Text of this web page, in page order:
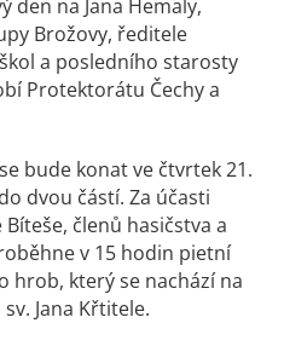
den na Jana Hemaly,
Brožovy, ředitele
a posledního starosty
Protektorátu Čechy a
bude konat ve čtvrtek 21.
dvou částí. Za účasti
členů hasičstva a
v 15 hodin pietní
hrob, který se nachází na
Jana Křtitele.